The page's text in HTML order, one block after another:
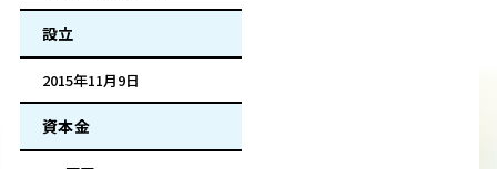
設立
2015年11月9日
資本金